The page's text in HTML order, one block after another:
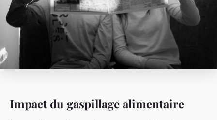
Impact du gaspillage alimentaire